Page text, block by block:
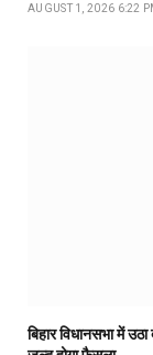
AUGUST 1, 2026 6:22
बिहार विधानसभा में